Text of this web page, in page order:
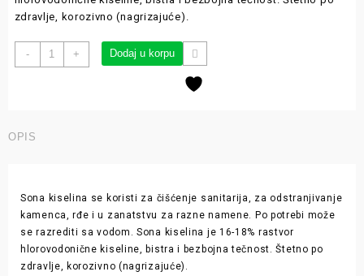
zdravlje, korozivno (nagrizajuće).
- + Dodaj u korpu
OPIS
Sona kiselina se koristi za čišćenje sanitarija, za odstranjivanje
kamenca, rđe i u zanatstvu za razne namene. Po potrebi može
se razrediti sa vodom. Sona kiselina je 16-18% rastvor
hlorovodonične kiseline, bistra i bezbojna tečnost. Štetno po
zdravlje, korozivno (nagrizajuće).